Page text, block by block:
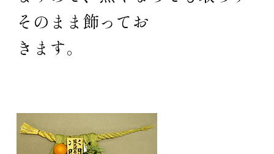
そのまま飾ってお
きます。